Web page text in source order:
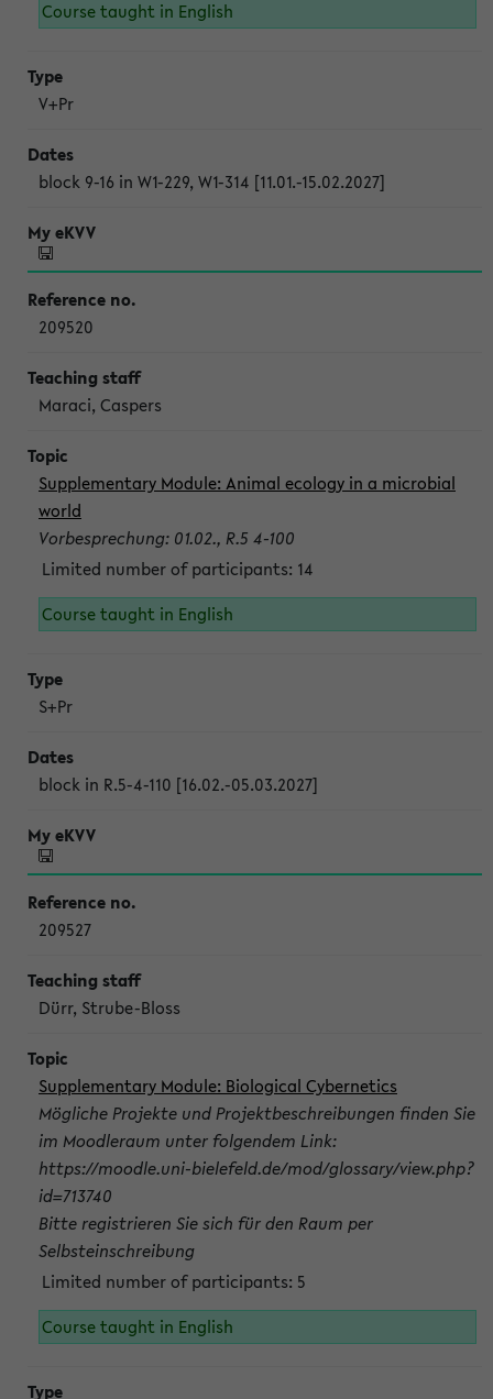
Course taught in English
V+Pr
block 9-16 in W1-229, W1-314 [11.01.-15.02.2027]
209520
Maraci, Caspers
Supplementary Module: Animal ecology in a microbial
world
Vorbesprechung: 01.02., R.5 4-100
Limited number of participants: 14
Course taught in English
S+Pr
block in R.5-4-110 [16.02.-05.03.2027]
209527
Dürr, Strube-Bloss
Supplementary Module: Biological Cybernetics
Mögliche Projekte und Projektbeschreibungen finden Sie
im Moodleraum unter folgendem Link:
https://moodle.uni-bielefeld.de/mod/glossary/view.php?
id=713740
Bitte registrieren Sie sich für den Raum per
Selbsteinschreibung
Limited number of participants: 5
Course taught in English